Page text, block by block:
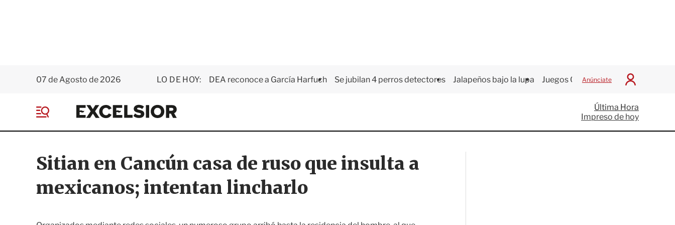
07 de Agosto de 2026 LO DE HOY: DEA reconoce a García Harfuch Se jubilan 4 perros detectores Jalapeños bajo la lupa Juegos Centroamericanos
Anúnciate
I
c
i
a
E
x
e
i
o
e
Última Hora
Impreso de hoy
Sitian en Cancún casa de ruso que insulta a
mexicanos; intentan lincharlo